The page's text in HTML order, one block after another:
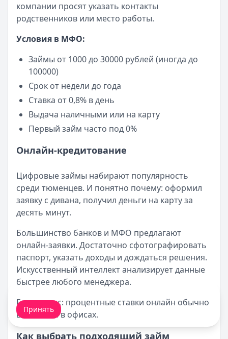
компании просят указать контакты
родственников или место работы.
Условия в МФО:
Займы от 1000 до 30000 рублей (иногда до
100000)
Срок от недели до года
Ставка от 0,8% в день
Выдача наличными или на карту
Первый займ часто под 0%
Онлайн-кредитование
Цифровые займы набирают популярность
среди тюменцев. И понятно почему: оформил
заявку с дивана, получил деньги на карту за
десять минут.
Большинство банков и МФО предлагают
онлайн-заявки. Достаточно сфотографировать
паспорт, указать доходы и дождаться решения.
Искусственный интеллект анализирует данные
быстрее любого менеджера.
Есть нюанс: процентные ставки онлайн обычно
выше, чем в офисах.
Как выбрать подходящий займ
Принять